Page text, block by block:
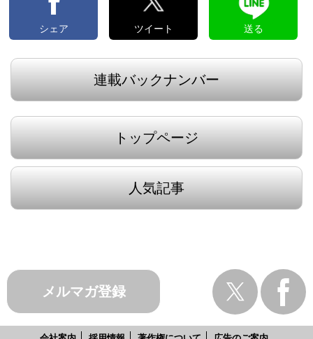
シェア ツイート 送る
連載バックナンバー
トップページ
人気記事
メルマガ登録